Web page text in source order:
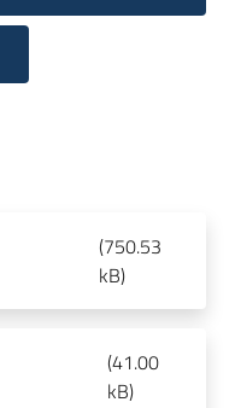
(750.53
kB)
(41.00
kB)